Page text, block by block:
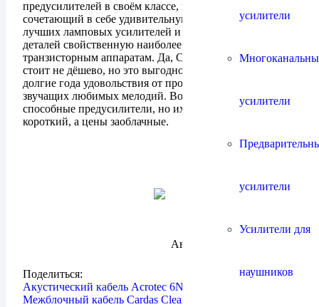
усилители
усилители
усилители
Усилители для
наушников
предусилителей в своём классе, гармонично
сочетающий в себе удивительную музыкальность
лучших ламповых усилителей и точность передачи
деталей свойственную наиболее совершенным
транзисторным аппаратам. Да, Cary Audio SLP 98L
стоит не дёшево, но это выгодное вложение средств в
долгие года удовольствия от прослушивания идеально
звучащих любимых мелодий. Возможно, есть и более
способные предусилители, но их список весьма
короткий, а цены заоблачные.
Автор:
Поделиться:
Акустический кабель Acrotec 6N-S1040
Межблочный кабель Cardas Clear